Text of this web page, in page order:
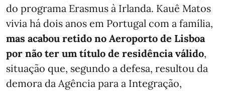
do programa Erasmus à Irlanda. Kauê Matos
vivia há dois anos em Portugal com a família,
mas acabou retido no Aeroporto de Lisboa
por não ter um título de residência válido,
situação que, segundo a defesa, resultou da
demora da Agência para a Integração,